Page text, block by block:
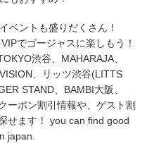
ベントも盛りだくさん！
でゴージャスに楽しもう！
渋谷、MAHARAJA、
、リッツ渋谷(LITTS
STAND、BAMBI大阪、
ーポン割引情報や、ゲスト割
せます！ you can find good
japan.